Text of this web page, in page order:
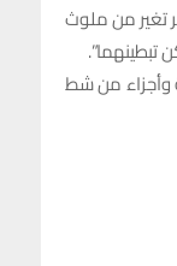
تغير من ملوث
تبطينهما”.
وأجزاء من شط